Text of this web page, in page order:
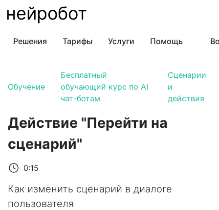
нейробот
Решения Тарифы Услуги Помощь
Обучение
Бесплатный
обучающий курс по AI
чат-ботам
Сценарии
и
действия
Действие "Перейти на
сценарий"
0:15
Как изменить сценарий в диалоге
пользователя